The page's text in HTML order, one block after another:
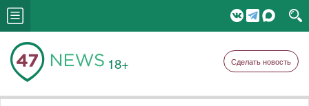
18+ Сделать новость